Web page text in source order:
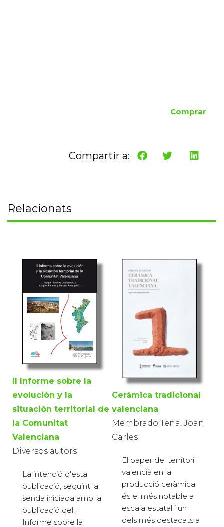
Comprar
Compartir a:
Relacionats
II Informe sobre la
evolución y la
situación territorial de
la Comunitat
Valenciana
Diversos autors
La intenció d'esta
publicació, seguint la
senda iniciada amb la
publicació del 'I
Informe sobre la
Cerámica tradicional
valenciana
Membrado Tena, Joan
Carles
El paper del territori
valencià en la
producció ceràmica
és el més notable a
escala estatal i un
dels més destacats a